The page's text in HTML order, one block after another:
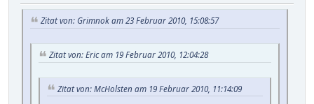
Zitat von: Grimnok am 23 Februar 2010, 15:08:57
Zitat von: Eric am 19 Februar 2010, 12:04:28
Zitat von: McHolsten am 19 Februar 2010, 11:14:09